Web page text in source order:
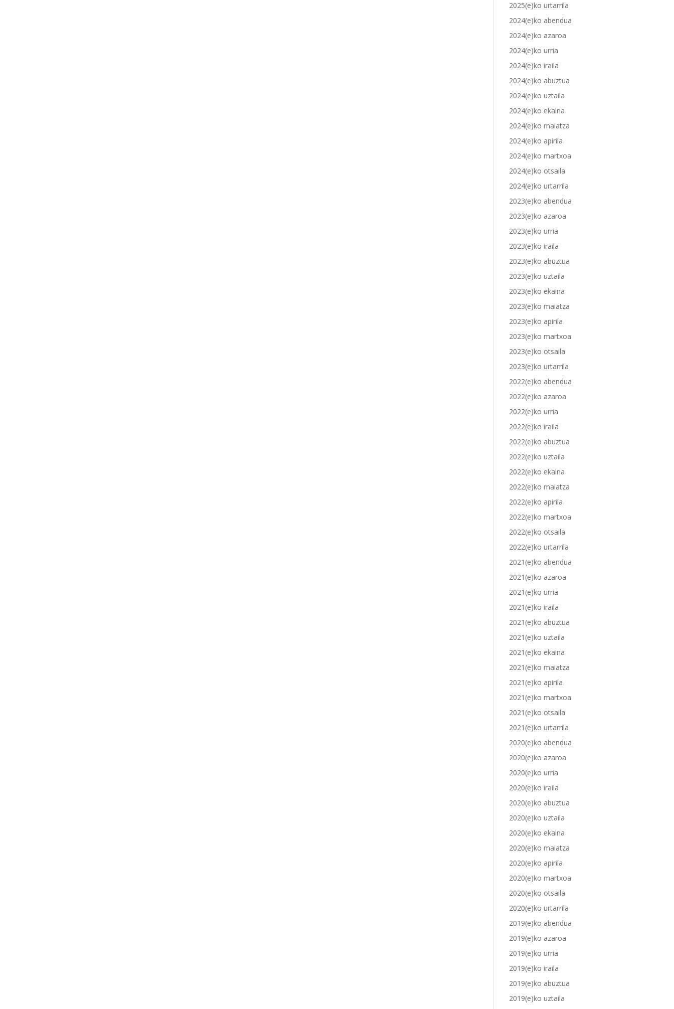
2025(e)ko urtarrila
2024(e)ko abendua
2024(e)ko azaroa
2024(e)ko urria
2024(e)ko iraila
2024(e)ko abuztua
2024(e)ko uztaila
2024(e)ko ekaina
2024(e)ko maiatza
2024(e)ko apirila
2024(e)ko martxoa
2024(e)ko otsaila
2024(e)ko urtarrila
2023(e)ko abendua
2023(e)ko azaroa
2023(e)ko urria
2023(e)ko iraila
2023(e)ko abuztua
2023(e)ko uztaila
2023(e)ko ekaina
2023(e)ko maiatza
2023(e)ko apirila
2023(e)ko martxoa
2023(e)ko otsaila
2023(e)ko urtarrila
2022(e)ko abendua
2022(e)ko azaroa
2022(e)ko urria
2022(e)ko iraila
2022(e)ko abuztua
2022(e)ko uztaila
2022(e)ko ekaina
2022(e)ko maiatza
2022(e)ko apirila
2022(e)ko martxoa
2022(e)ko otsaila
2022(e)ko urtarrila
2021(e)ko abendua
2021(e)ko azaroa
2021(e)ko urria
2021(e)ko iraila
2021(e)ko abuztua
2021(e)ko uztaila
2021(e)ko ekaina
2021(e)ko maiatza
2021(e)ko apirila
2021(e)ko martxoa
2021(e)ko otsaila
2021(e)ko urtarrila
2020(e)ko abendua
2020(e)ko azaroa
2020(e)ko urria
2020(e)ko iraila
2020(e)ko abuztua
2020(e)ko uztaila
2020(e)ko ekaina
2020(e)ko maiatza
2020(e)ko apirila
2020(e)ko martxoa
2020(e)ko otsaila
2020(e)ko urtarrila
2019(e)ko abendua
2019(e)ko azaroa
2019(e)ko urria
2019(e)ko iraila
2019(e)ko abuztua
2019(e)ko uztaila